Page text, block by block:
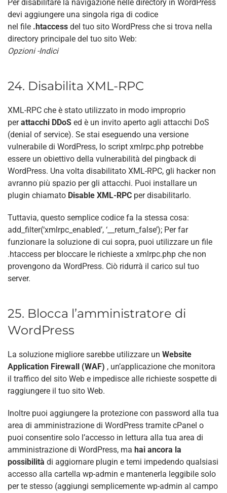
Per disabilitare la navigazione nelle directory in WordPress
devi aggiungere una singola riga di codice
nel file .htaccess del tuo sito WordPress che si trova nella
directory principale del tuo sito Web:
Opzioni -Indici
24. Disabilita XML-RPC
XML-RPC che è stato utilizzato in modo improprio
perattacchi DDoS ed è un invito aperto agli attacchi DoS
(denial of service). Se stai eseguendo una versione
vulnerabile di WordPress, lo script xmlrpc.php potrebbe
essere un obiettivo della vulnerabilità del pingback di
WordPress. Una volta disabilitato XML-RPC, gli hacker non
avranno più spazio per gli attacchi. Puoi installare un
plugin chiamato Disable XML-RPC per disabilitarlo.
Tuttavia, questo semplice codice fa la stessa cosa:
add_filter(‘xmlrpc_enabled’, ‘__return_false’); Per far
funzionare la soluzione di cui sopra, puoi utilizzare un file
.htaccess per bloccare le richieste a xmlrpc.php che non
provengono da WordPress. Ciò ridurrà il carico sul tuo
server.
25. Blocca l’amministratore di
WordPress
La soluzione migliore sarebbe utilizzare un Website
Application Firewall (WAF) , un’applicazione che monitora
il traffico del sito Web e impedisce alle richieste sospette di
raggiungere il tuo sito Web.
Inoltre puoi aggiungere la protezione con password alla tua
area di amministrazione di WordPress tramite cPanel o
puoi consentire solo l’accesso in lettura alla tua area di
amministrazione di WordPress, ma hai ancora la
possibilità di aggiornare plugin e temi impedendo qualsiasi
accesso alla cartella wp-admin e mantenerla leggibile solo
per te stesso (aggiungi semplicemente wp-admin al campo